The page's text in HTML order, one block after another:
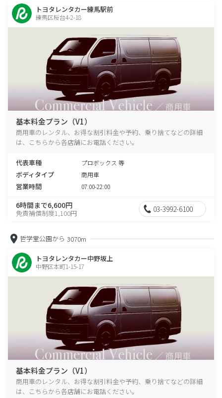
トヨタレンタカー練馬駅前
練馬区桜台4-2-18
基本料金プラン（V1）
商用車のレンタル、お得な割引料金や予約、乗り捨てなどの詳細
は、こちらから各店舗にお電話ください。
代表車種 プロボックス 等
ボディタイプ 商用車
営業時間 07:00-22:00
6時間まで6,600円
免責補償制度1,100円 03-3992-6100
哲学堂公園から 3070m
トヨタレンタカー中野坂上
中野区本町1-15-17
基本料金プラン（V1）
商用車のレンタル、お得な割引料金や予約、乗り捨てなどの詳細
は、こちらから各店舗にお電話ください。